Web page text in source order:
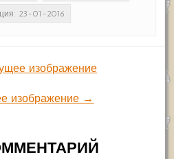
23-01-2016
изображение
изображение →